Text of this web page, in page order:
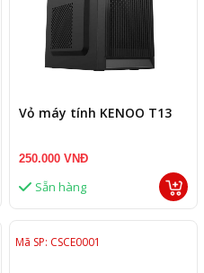
Vỏ máy tính KENOO T13
250.000 VNĐ
Sẵn hàng
Mã SP: CSCE0001